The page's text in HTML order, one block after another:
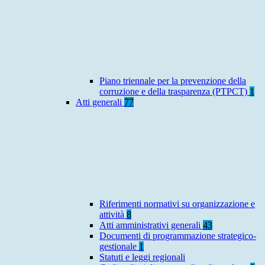
Piano triennale per la prevenzione della
corruzione e della trasparenza (PTPCT) 1
Atti generali 77
Riferimenti normativi su organizzazione e
attività 8
Atti amministrativi generali 43
Documenti di programmazione strategico-
gestionale 1
Statuti e leggi regionali